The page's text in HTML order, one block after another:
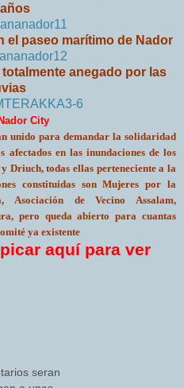
el paseo marítimo de Nador
anegado por las
City
unido para demandar la solidaridad
en las inundaciones de los
Driuch, todas ellas perteneciente a la
constituidas son Mujeres por la
Asociación de Vecino Assalam,
pero queda abierto para cuantas
ya existente
aquí para ver
seran